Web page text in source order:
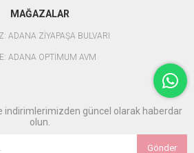
MAĞAZALAR
ADANA ZİYAPAŞA BULVARI
ADANA OPTİMUM AVM
indirimlerimizden güncel olarak haberdar
olun.
Gönder